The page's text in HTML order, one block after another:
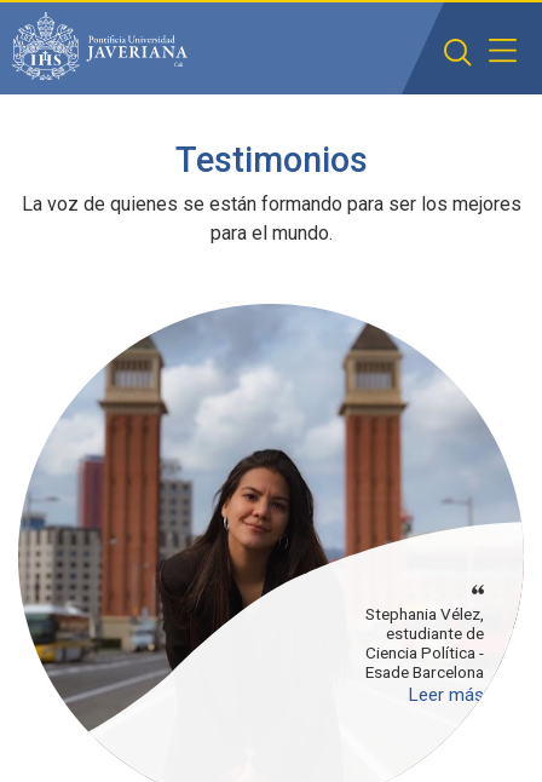
Testimonios
La voz de quienes se están formando para ser los mejores
para el mundo.
Stephania Vélez,
estudiante de
Ciencia Política -
Esade Barcelona
Leer más